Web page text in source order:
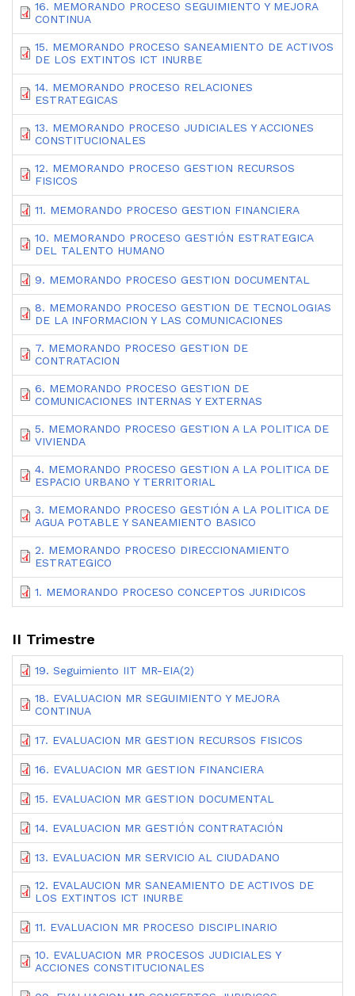
16. MEMORANDO PROCESO SEGUIMIENTO Y MEJORA
CONTINUA
15. MEMORANDO PROCESO SANEAMIENTO DE ACTIVOS
DE LOS EXTINTOS ICT INURBE
14. MEMORANDO PROCESO RELACIONES
ESTRATEGICAS
13. MEMORANDO PROCESO JUDICIALES Y ACCIONES
CONSTITUCIONALES
12. MEMORANDO PROCESO GESTION RECURSOS
FISICOS
11. MEMORANDO PROCESO GESTION FINANCIERA
10. MEMORANDO PROCESO GESTIÓN ESTRATEGICA
DEL TALENTO HUMANO
9. MEMORANDO PROCESO GESTION DOCUMENTAL
8. MEMORANDO PROCESO GESTION DE TECNOLOGIAS
DE LA INFORMACION Y LAS COMUNICACIONES
7. MEMORANDO PROCESO GESTION DE
CONTRATACION
6. MEMORANDO PROCESO GESTION DE
COMUNICACIONES INTERNAS Y EXTERNAS
5. MEMORANDO PROCESO GESTION A LA POLITICA DE
VIVIENDA
4. MEMORANDO PROCESO GESTION A LA POLITICA DE
ESPACIO URBANO Y TERRITORIAL
3. MEMORANDO PROCESO GESTIÓN A LA POLITICA DE
AGUA POTABLE Y SANEAMIENTO BASICO
2. MEMORANDO PROCESO DIRECCIONAMIENTO
ESTRATEGICO
1. MEMORANDO PROCESO CONCEPTOS JURIDICOS
II Trimestre
19. Seguimiento IIT MR-EIA(2)
18. EVALUACION MR SEGUIMIENTO Y MEJORA
CONTINUA
17. EVALUACION MR GESTION RECURSOS FISICOS
16. EVALUACION MR GESTION FINANCIERA
15. EVALUACION MR GESTION DOCUMENTAL
14. EVALUACION MR GESTIÓN CONTRATACIÓN
13. EVALUACION MR SERVICIO AL CIUDADANO
12. EVALAUCION MR SANEAMIENTO DE ACTIVOS DE
LOS EXTINTOS ICT INURBE
11. EVALUACION MR PROCESO DISCIPLINARIO
10. EVALUACION MR PROCESOS JUDICIALES Y
ACCIONES CONSTITUCIONALES